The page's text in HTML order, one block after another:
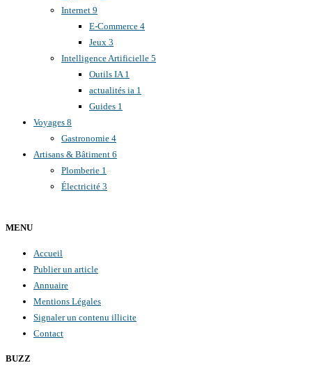
Internet 9
E-Commerce 4
Jeux 3
Intelligence Artificielle 5
Outils IA 1
actualités ia 1
Guides 1
Voyages 8
Gastronomie 4
Artisans & Bâtiment 6
Plomberie 1
Électricité 3
MENU
Accueil
Publier un article
Annuaire
Mentions Légales
Signaler un contenu illicite
Contact
BUZZ